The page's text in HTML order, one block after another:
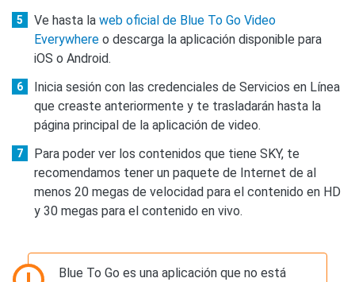
Ve hasta la web oficial de Blue To Go Video
Everywhere o descarga la aplicación disponible para
iOS o Android.
Inicia sesión con las credenciales de Servicios en Línea
que creaste anteriormente y te trasladarán hasta la
página principal de la aplicación de video.
Para poder ver los contenidos que tiene SKY, te
recomendamos tener un paquete de Internet de al
menos 20 megas de velocidad para el contenido en HD
y 30 megas para el contenido en vivo.
Blue To Go es una aplicación que no está